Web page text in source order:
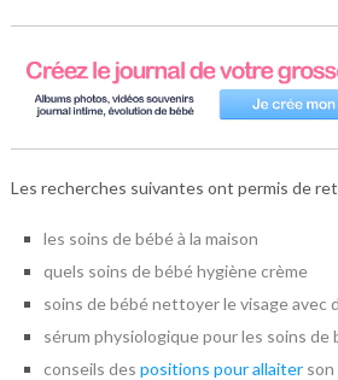
Les recherches suivantes ont permis de
les soins de bébé à la maison
quels soins de bébé hygiène crème
soins de bébé nettoyer le visage avec
sérum physiologique pour les soins de
conseils des positions pour allaiterson